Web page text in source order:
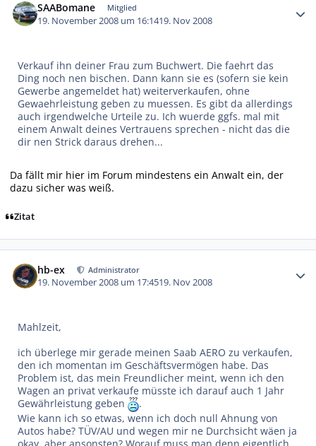
SAABomane Mitglied
19. November 2008 um 16:1419. Nov 2008
Verkauf ihn deiner Frau zum Buchwert. Die faehrt das
Ding noch nen bischen. Dann kann sie es (sofern sie kein
Gewerbe angemeldet hat) weiterverkaufen, ohne
Gewaehrleistung geben zu muessen. Es gibt da allerdings
auch irgendwelche Urteile zu. Ich wuerde ggfs. mal mit
einem Anwalt deines Vertrauens sprechen - nicht das die
dir nen Strick daraus drehen...
Da fällt mir hier im Forum mindestens ein Anwalt ein, der
dazu sicher was weiß.
Zitat
hb-ex Administrator
19. November 2008 um 17:4519. Nov 2008
Mahlzeit,
ich überlege mir gerade meinen Saab AERO zu verkaufen,
den ich momentan im Geschäftsvermögen habe. Das
Problem ist, das mein Freundlicher meint, wenn ich den
Wagen an privat verkaufe müsste ich darauf auch 1 Jahr
Gewährleistung geben
.
Wie kann ich so etwas, wenn ich doch null Ahnung von
Autos habe? TÜV/AU und wegen mir ne Durchsicht wäen ja